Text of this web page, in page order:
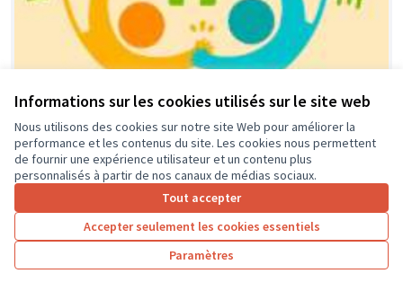
Informations sur les cookies utilisés sur le site web
Nous utilisons des cookies sur notre site Web pour améliorer la
performance et les contenus du site. Les cookies nous permettent
de fournir une expérience utilisateur et un contenu plus
personnalisés à partir de nos canaux de médias sociaux.
Tout accepter
Accepter seulement les cookies essentiels
Paramètres
Financement équipement, activités
et animations locales dédié aux
jeunes de l'éco-quartier et leurs
parents.
Soumis
association ECO-QUARTIER LA GUIGNARDIERE 0 0